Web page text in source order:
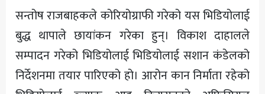
सन्तोष राजबाहकले कोरियोग्राफी गरेको यस भिडियोलाई
बुद्ध थापाले छायांकन गरेका हुन्। विकाश दाहालले
सम्पादन गरेको भिडियोलाई भिडियोलाई सशान कंडेलको
निर्देशनमा तयार पारिएको हो। आरोन कान निर्माता रहेको